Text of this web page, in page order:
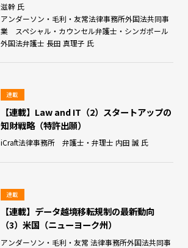
滋幹 氏
アンダーソン・毛利・友常法律事務所外国法共同事
業 スペシャル・カウンセル弁護士・シンガポール
外国法弁護士 長田 真理子 氏
連載
【連載】Law and IT（2）スタートアップの
知財戦略（特許出願）
iCraft法律事務所 弁護士・弁理士 内田 誠 氏
連載
【連載】データ越境移転規制の最新動向
（3）米国（ニューヨーク州）
アンダーソン・毛利・友常 法律事務所外国法共同事